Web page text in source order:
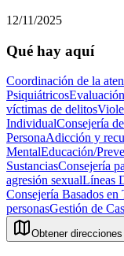
12/11/2025
Qué hay aquí
Coordinación de la
Psiquiátricos
víctimas de delitos
IndividualConsejería
PersonaAdicción y
MentalEducación/
SustanciasConsejería
agresión sexualLíneas
Consejería Basados en
personasGestión de
Obtener direcciones